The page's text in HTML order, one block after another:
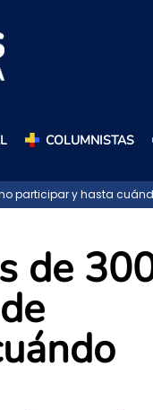
COLUMNISTAS
participar y hasta
de